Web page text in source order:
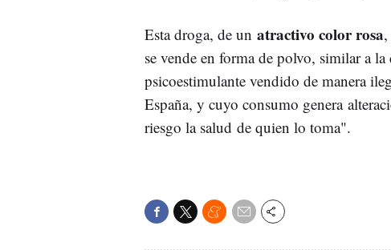
Esta droga, de un atractivo color rosa
se vende en forma de polvo, similar a
psicoestimulante vendido de manera
España, y cuyo consumo genera
riesgo la salud de quien lo toma".